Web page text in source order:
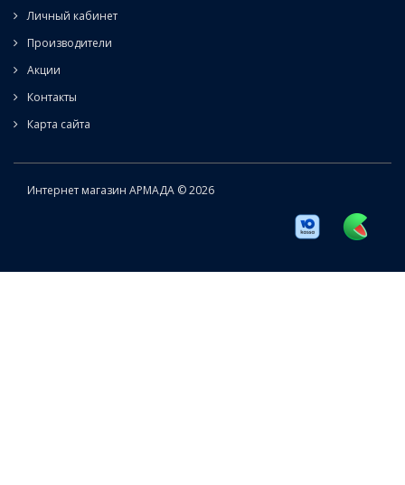
Личный кабинет
Производители
Акции
Контакты
Карта сайта
Интернет магазин АРМАДА © 2026